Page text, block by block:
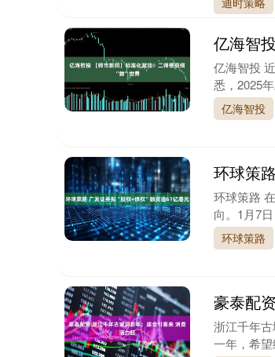
亿海智
亿海智投
悉，2025
亿海智投
环球策
环球策路
向。1月7
环球策路
豪泰配
浙江千年
一年，希